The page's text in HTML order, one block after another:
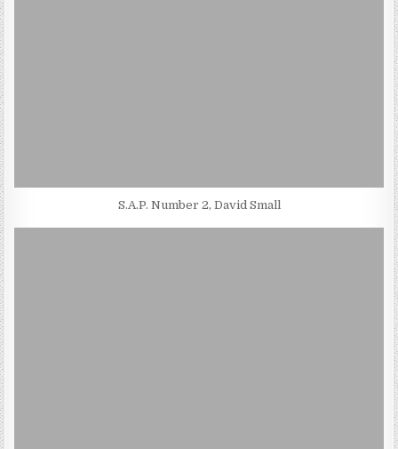
S.A.P. Number 2, David Small